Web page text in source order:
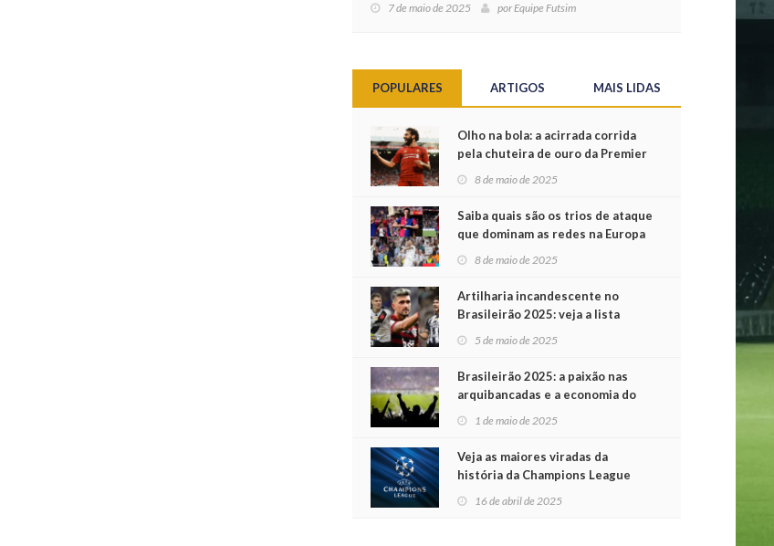
7 de maio de 2025 porEquipe Futsim
POPULARES ARTIGOS MAIS LIDAS
Olho na bola: a acirrada corrida
pela chuteira de ouro da Premier
League
8 de maio de 2025
Saiba quais são os trios de ataque
que dominam as redes na Europa
8 de maio de 2025
Artilharia incandescente no
Brasileirão 2025: veja a lista
atualizada
5 de maio de 2025
Brasileirão 2025: a paixão nas
arquibancadas e a economia do
futebol na primeira rodada
1 de maio de 2025
Veja as maiores viradas da
história da Champions League
16 de abril de 2025